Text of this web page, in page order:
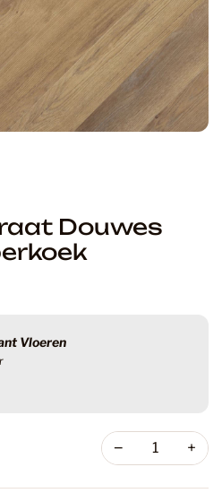
Douwes
Vloeren
− +